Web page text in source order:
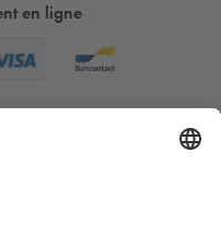
en ligne